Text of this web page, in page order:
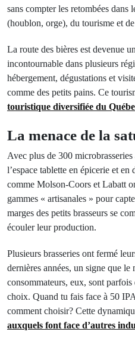
sans compter les retombées dans
(houblon, orge), du tourisme et
La route des bières est devenue
incontournable dans plusieurs
hébergement, dégustations et
comme des petits pains. Ce
touristique diversifiée du
La menace de la
Avec plus de 300
l’espace tablette en épicerie et
comme Molson-Coors et Labatt
gammes « artisanales » pour
marges des petits brasseurs se
écouler leur production.
Plusieurs brasseries ont fermé
dernières années, un signe que le
consommateurs, eux, sont parfois
choix. Quand tu fais face à 50
comment choisir? Cette
auxquels font face d’autres